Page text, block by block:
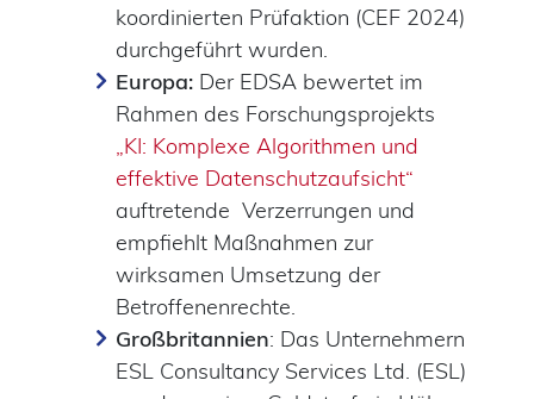
koordinierten Prüfaktion (CEF 2024)
durchgeführt wurden.
Europa:Der EDSA bewertet im
Rahmen des Forschungsprojekts
„KI: Komplexe Algorithmen und
effektive Datenschutzaufsicht“
auftretende Verzerrungen und
empfiehlt Maßnahmen zur
wirksamen Umsetzung der
Betroffenenrechte.
Großbritannien: Das Unternehmern
ESL Consultancy Services Ltd. (ESL)